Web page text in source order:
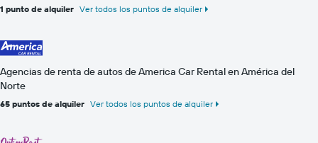
1 punto de alquiler Ver todos los puntos de alquiler
Agencias de renta de autos de America Car Rental en América del
Norte
65 puntos de alquiler Ver todos los puntos de alquiler